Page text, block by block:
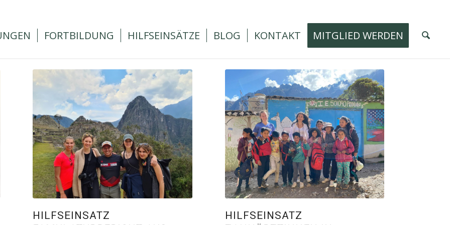
FORTBILDUNG HILFSEINSÄTZE BLOG KONTAKT MITGLIED WERDEN
HILFSEINSATZ
HILFSEINSATZ